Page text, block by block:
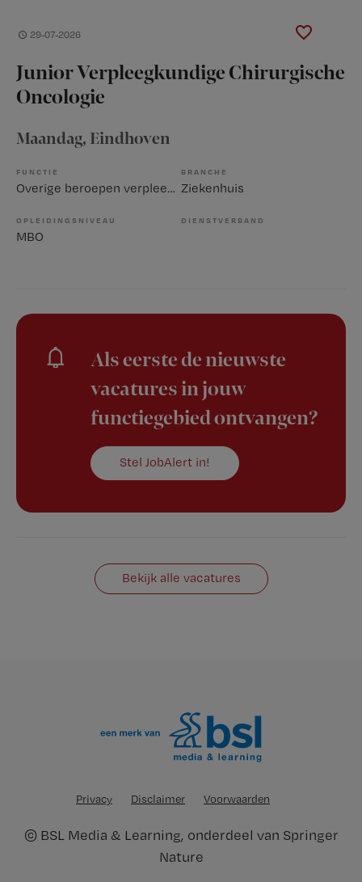
29-07-2026
Junior Verpleegkundige Chirurgische
Oncologie
Maandag, Eindhoven
FUNCTIE
Overige beroepen verpleegkunde
BRANCHE
Ziekenhuis
OPLEIDINGSNIVEAU
MBO
DIENSTVERBAND
Als eerste de nieuwste
vacatures in jouw
functiegebied ontvangen?
Stel JobAlert in!
Bekijk alle vacatures
Privacy Disclaimer Voorwaarden
© BSL Media & Learning, onderdeel van Springer
Nature